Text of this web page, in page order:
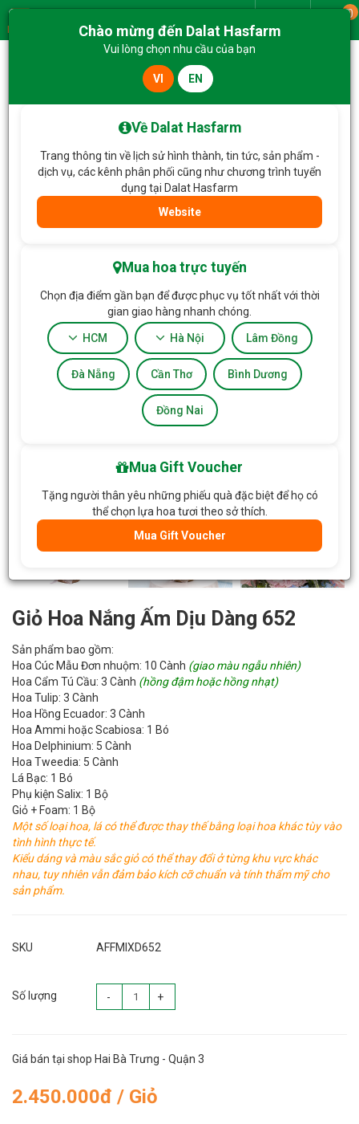
Menu
0
Hoa Tặng & Hoa Dịch Vụ
Giỏ Hoa Nắng Ấm Dịu Dàng 652
Sản phẩm bao gồm:
Hoa Cúc Mẫu Đơn nhuộm: 10 Cành (giao màu ngẫu nhiên)
Hoa Cẩm Tú Cầu: 3 Cành (hồng đậm hoặc hồng nhạt)
Hoa Tulip: 3 Cành
Hoa Hồng Ecuador: 3 Cành
Hoa Ammi hoặc Scabiosa: 1 Bó
Hoa Delphinium: 5 Cành
Hoa Tweedia: 5 Cành
Lá Bạc: 1 Bó
Phụ kiện Salix: 1 Bộ
Giỏ + Foam: 1 Bộ
Một số loại hoa, lá có thể được thay thế bằng loại hoa khác tùy vào
tình hình thực tế.
Kiểu dáng và màu sắc giỏ có thể thay đổi ở từng khu vực khác
nhau, tuy nhiên vẫn đảm bảo kích cỡ chuẩn và tính thẩm mỹ cho
sản phẩm.
SKU AFFMIXD652
Số lượng - +
Giá bán tại shop Hai Bà Trưng - Quận 3
2.450.000đ / Giỏ
Chào mừng đến Dalat Hasfarm
Vui lòng chọn nhu cầu của bạn
VI EN
Về Dalat Hasfarm
Trang thông tin về lịch sử hình thành, tin tức, sản phẩm -
dịch vụ, các kênh phân phối cũng như chương trình tuyển
dụng tại Dalat Hasfarm
Website
Mua hoa trực tuyến
Chọn địa điểm gần bạn để được phục vụ tốt nhất với thời
gian giao hàng nhanh chóng.
HCM Hà Nội Lâm Đồng
Đà Nẵng Cần Thơ Bình Dương
Đồng Nai
Mua Gift Voucher
Tặng người thân yêu những phiếu quà đặc biệt để họ có
thể chọn lựa hoa tươi theo sở thích.
Mua Gift Voucher